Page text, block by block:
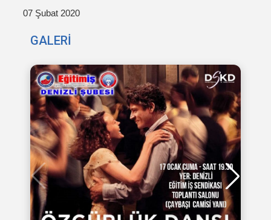
07 Şubat 2020
GALERİ